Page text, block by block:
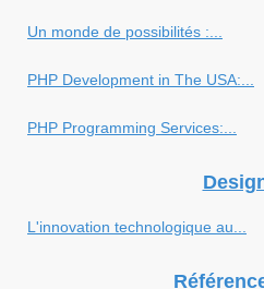
Un monde de possibilités :...
PHP Development in The USA:...
PHP Programming Services:...
L'innovation technologique au...